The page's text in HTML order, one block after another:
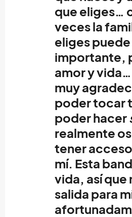
que eliges…
veces la
eliges
importante,
amor y
muy
poder tocar
poder hacer
realmente
tener
mí. Esta
vida, así que
salida para